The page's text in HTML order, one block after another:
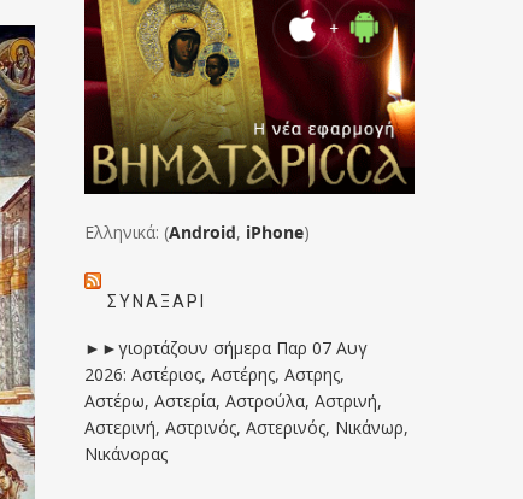
Ελληνικά: (Android, iPhone)
ΣΥΝΑΞΆΡΙ
►►γιορτάζουν σήμερα Παρ 07 Αυγ
2026: Αστέριος, Αστέρης, Αστρης,
Αστέρω, Αστερία, Αστρούλα, Αστρινή,
Αστερινή, Αστρινός, Αστερινός, Νικάνωρ,
Νικάνορας